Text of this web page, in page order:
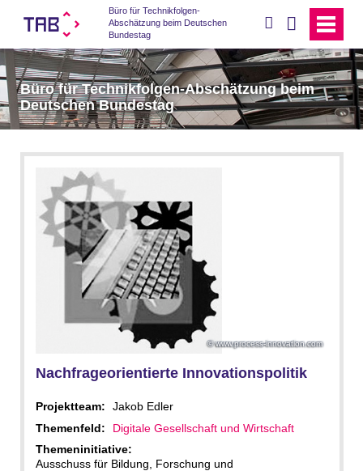
Büro für Technikfolgen-
Abschätzung beim Deutschen
Bundestag
Büro für Technikfolgen-Abschätzung beim
Deutschen Bundestag
www.process-innovation.com
Nachfrageorientierte Innovationspolitik
Projektteam:
Jakob Edler
Themenfeld:
Digitale Gesellschaft und Wirtschaft
Themeninitiative:
Ausschuss für Bildung, Forschung und